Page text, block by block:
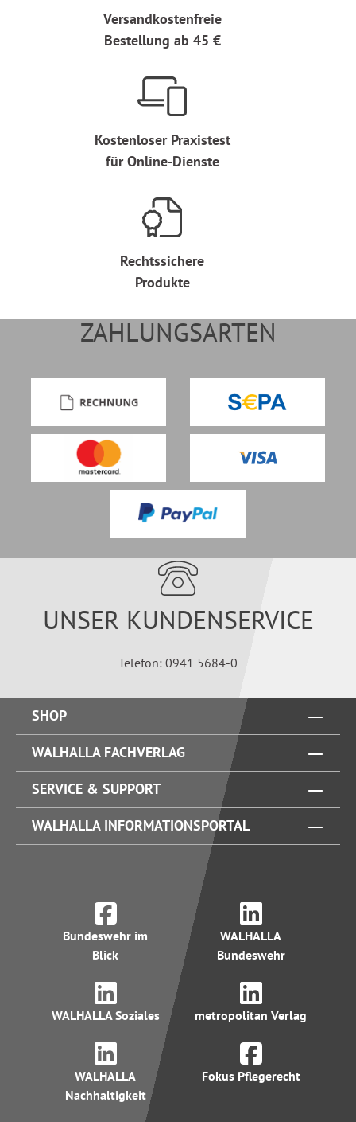
Versandkostenfreie
Bestellung ab 45 €
Kostenloser Praxistest
für Online-Dienste
Rechtssichere
Produkte
ZAHLUNGSARTEN
UNSER KUNDENSERVICE
Telefon: 0941 5684-0
SHOP
WALHALLA FACHVERLAG
SERVICE & SUPPORT
WALHALLA INFORMATIONSPORTAL
Bundeswehr im
Blick
WALHALLA
Bundeswehr
WALHALLA Soziales metropolitan Verlag
WALHALLA
Nachhaltigkeit
Fokus Pflegerecht